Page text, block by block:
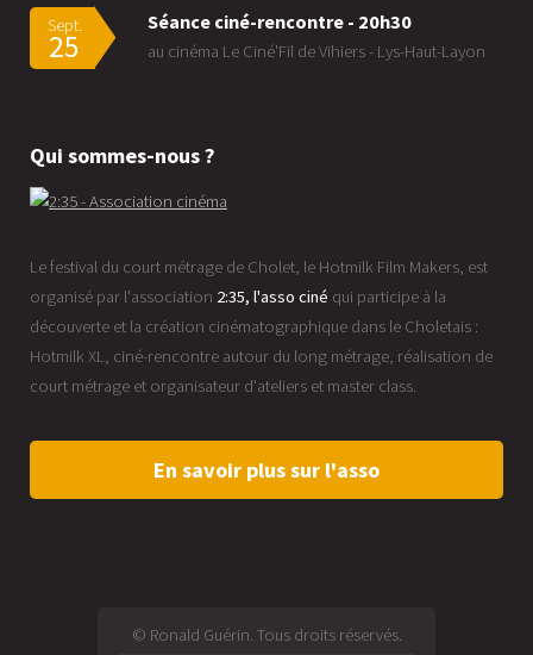
Sept.
25
Séance ciné-rencontre - 20h30
au cinéma Le Ciné'Fil de Vihiers - Lys-Haut-Layon
Qui sommes-nous ?
Le festival du court métrage de Cholet, le Hotmilk Film Makers, est
organisé par l'association 2:35, l'asso ciné qui participe à la
découverte et la création cinématographique dans le Choletais :
Hotmilk XL, ciné-rencontre autour du long métrage, réalisation de
court métrage et organisateur d'ateliers et master class.
En savoir plus sur l'asso
© Ronald Guérin. Tous droits réservés.